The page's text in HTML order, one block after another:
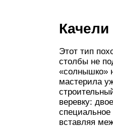
Качели
Этот тип
столбы не
«солнышко»
мастерила
веревку:
вставляя